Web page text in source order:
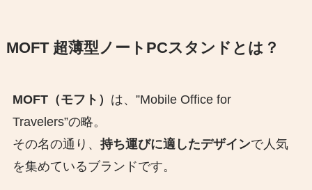
MOFT 超薄型ノートPCスタンドとは？
MOFT（モフト） は、”Mobile Office for
Travelers”の略。
その名の通り、 持ち運びに適したデザインで人気
を集めているブランドです。